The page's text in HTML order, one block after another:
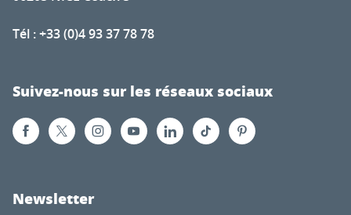
Tél : +33 (0)4 93 37 78 78
Suivez-nous sur les réseaux sociaux
Newsletter